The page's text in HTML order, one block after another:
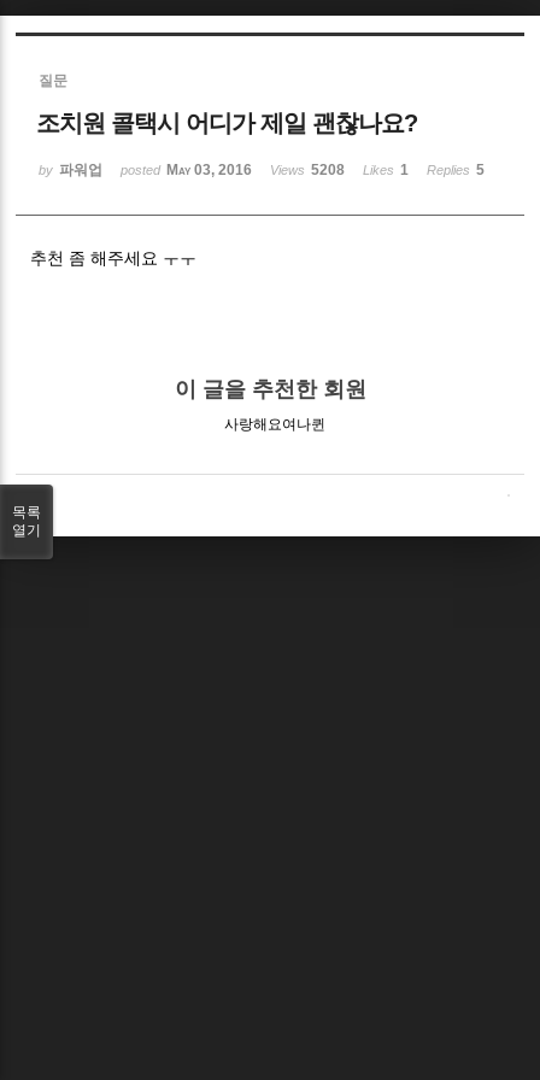
질문
조치원 콜택시 어디가 제일 괜찮나요?
by 파워업 posted May 03, 2016 Views 5208 Likes 1 Replies 5
추천 좀 해주세요 ㅜㅜ
이 글을 추천한 회원
사랑해요여나퀸
목록
열기
Sketchbook5, 스케치북5
Sketchbook5, 스케치북5